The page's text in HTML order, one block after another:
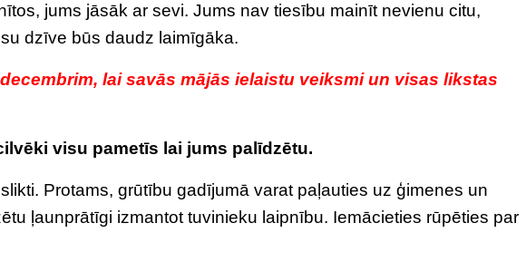
jums jāsāk ar sevi. Jums nav tiesību mainīt nevienu citu,
dzīve būs daudz laimīgāka.
lai savās mājās ielaistu veiksmi un visas likstas
visu pametīs lai jums palīdzētu.
Protams, grūtību gadījumā varat paļauties uz ģimenes un
ļaunprātīgi izmantot tuvinieku laipnību. Iemācieties rūpēties par